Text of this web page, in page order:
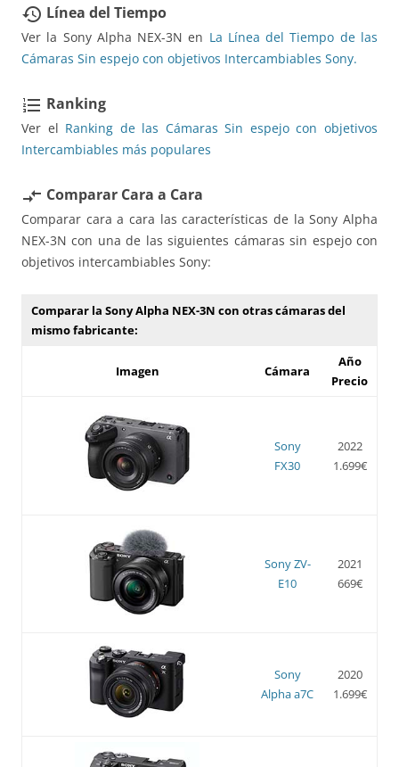
restore Línea del Tiempo
Ver la Sony Alpha NEX-3N en La Línea del Tiempo de las
Cámaras Sin espejo con objetivos Intercambiables Sony.
format_list_numbered Ranking
Ver el Ranking de las Cámaras Sin espejo con objetivos
Intercambiables más populares
compare_arrows Comparar Cara a Cara
Comparar cara a cara las características de la Sony Alpha
NEX-3N con una de las siguientes cámaras sin espejo con
objetivos intercambiables Sony:
Comparar la Sony Alpha NEX-3N con otras cámaras del
mismo fabricante:
Imagen Cámara
Año
Precio
Sony
FX30
2022
1.699€
Sony ZV-
E10
2021
669€
Sony
Alpha a7C
2020
1.699€